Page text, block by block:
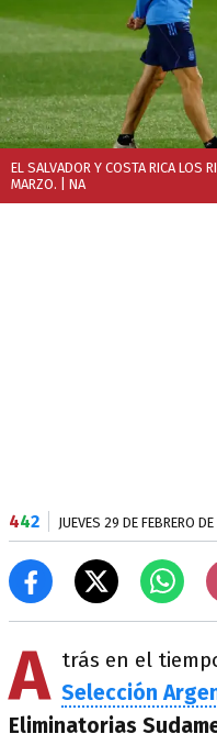
EL SALVADOR Y COSTA RICA LOS
MARZO.
| NA
442 JUEVES 29 DE FEBRERO
A trás en el
Selección
Eliminatorias